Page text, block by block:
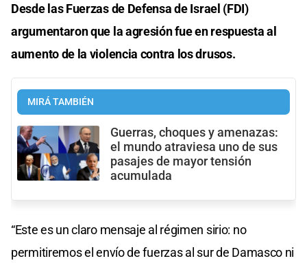
Desde las Fuerzas de Defensa de Israel (FDI)
argumentaron que la agresión fue en respuesta al
aumento de la violencia contra los drusos.
MIRÁ TAMBIÉN
Guerras, choques y amenazas:
el mundo atraviesa uno de sus
pasajes de mayor tensión
acumulada
“Este es un claro mensaje al régimen sirio: no
permitiremos el envío de fuerzas al sur de Damasco ni